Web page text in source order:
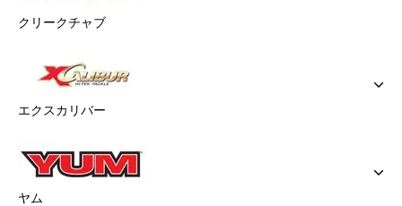
クリークチャブ
エクスカリバー
ヤム